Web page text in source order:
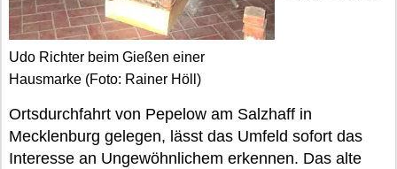
Udo Richter beim Gießen einer
Hausmarke (Foto: Rainer Höll)
Ortsdurchfahrt von Pepelow am Salzhaff in
Mecklenburg gelegen, lässt das Umfeld sofort das
Interesse an Ungewöhnlichem erkennen. Das alte